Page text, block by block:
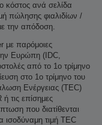
κόστος ανά σελίδα
πώλησης φιαλιδίων /
την απόδοση.
με παρόμοιες
Ευρώπη (IDC,
από το 1ο τρίμηνο
στο 1ο τρίμηνο του
Ενέργειας (TEC)
τις επίσημες
που διατίθενται
ισοδύναμη τιμή TEC